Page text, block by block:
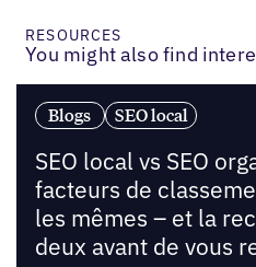
RESOURCES
You might also find
Blogs SEO local
SEO local vs SEO
facteurs de
les mêmes – et la
deux avant de vous